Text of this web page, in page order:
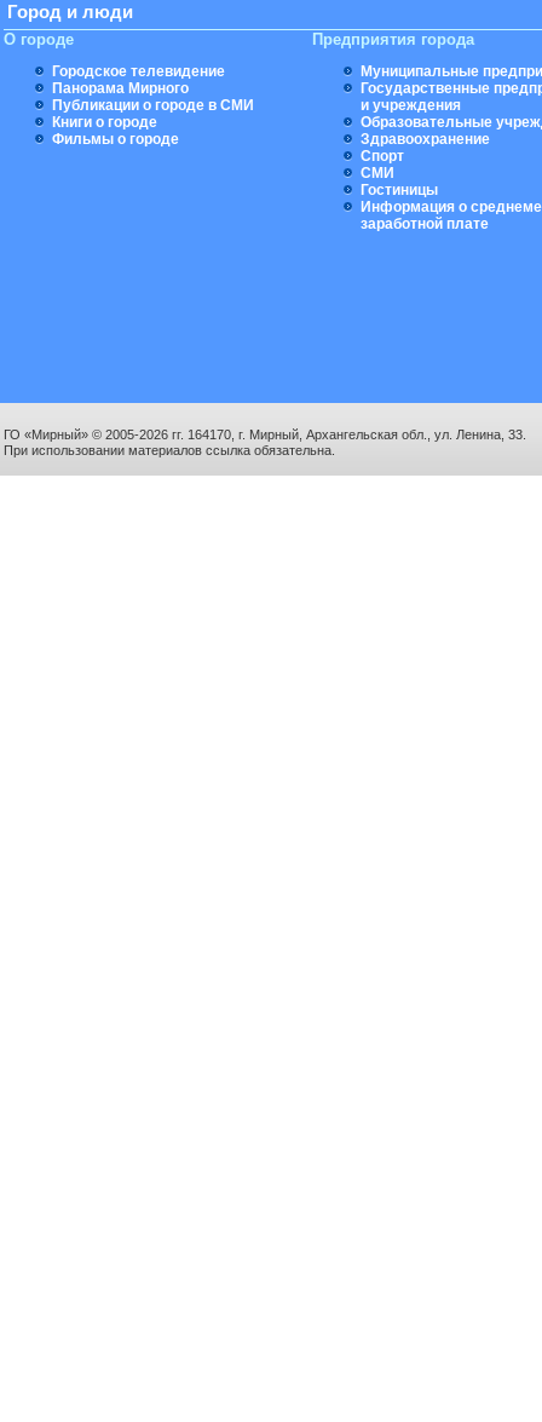
Город и люди
О городе
Городское телевидение
Панорама Мирного
Публикации о городе в СМИ
Книги о городе
Фильмы о городе
Предприятия города
Муниципальные
Государственные
и учреждения
Образовательные
Здравоохранение
Спорт
СМИ
Гостиницы
Информация о
заработной плате
ГО «Мирный» © 2005-2026 гг. 164170, г. Мирный, Архангельская обл., ул. Ленина, 33.
При использовании материалов ссылка обязательна.